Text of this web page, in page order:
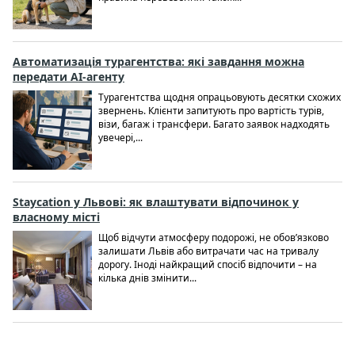
Автоматизація турагентства: які завдання можна
передати AI-агенту
Турагентства щодня опрацьовують десятки схожих
звернень. Клієнти запитують про вартість турів,
візи, багаж і трансфери. Багато заявок надходять
увечері,...
Staycation у Львові: як влаштувати відпочинок у
власному місті
Щоб відчути атмосферу подорожі, не обов’язково
залишати Львів або витрачати час на тривалу
дорогу. Іноді найкращий спосіб відпочити – на
кілька днів змінити...